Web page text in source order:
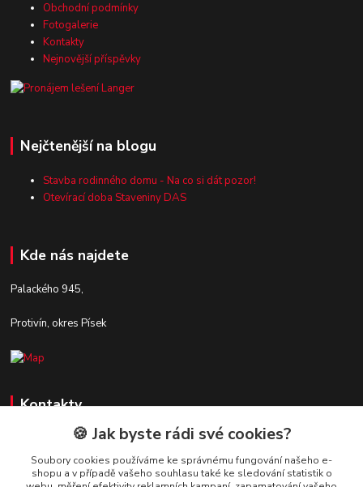
Obchodní podmínky
Fotogalerie
Kontakty
Nejnovější příspěvky
Nejčtenější na blogu
Stavba rodinného domu - Na co si dát pozor!
Otevírací doba Staveniny DAS
Kde nás najdete
Palackého 945,
Protivín, okres Písek
Kontakty
Zákaznická podpora Stavby DaS
+420 720 190 190
(Po-Pá, 7-16 hod.)
🍪 Jak byste rádi své cookies?
Soubory cookies používáme ke správnému fungování našeho e-
shopu a v případě vašeho souhlasu také ke sledování statistik o